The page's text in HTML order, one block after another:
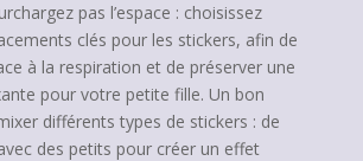
pas l’espace : choisissez
clés pour les stickers, afin de
à la respiration et de préserver une
pour votre petite fille. Un bon
différents types de stickers : de
des petits pour créer un effet